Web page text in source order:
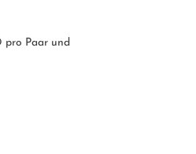
pro Paar und